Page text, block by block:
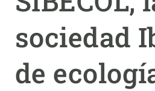
sociedad
de
NOTICIAS Y AGENDA